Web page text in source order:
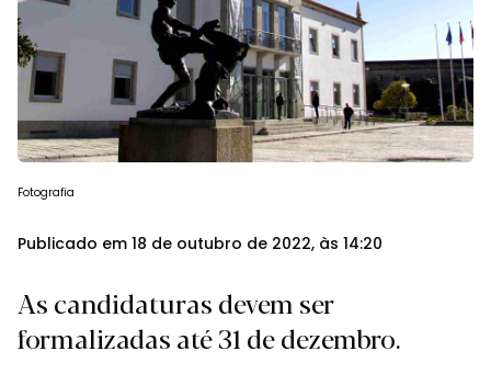
Fotografia
Publicado em 18 de outubro de 2022, às 14:20
As candidaturas devem ser
formalizadas até 31 de dezembro.